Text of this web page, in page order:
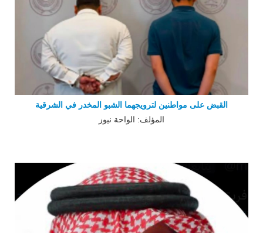
القبض على مواطنين لترويجهما الشبو المخدر في الشرقية
المؤلف: الواحة نيوز